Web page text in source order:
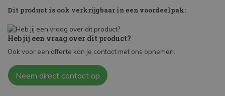
Dit product is ook verkrijgbaar in een voordeelpak:
Heb jij een vraag over dit product?
Ook voor een offerte kan je contact met ons opnemen.
Neem direct contact op